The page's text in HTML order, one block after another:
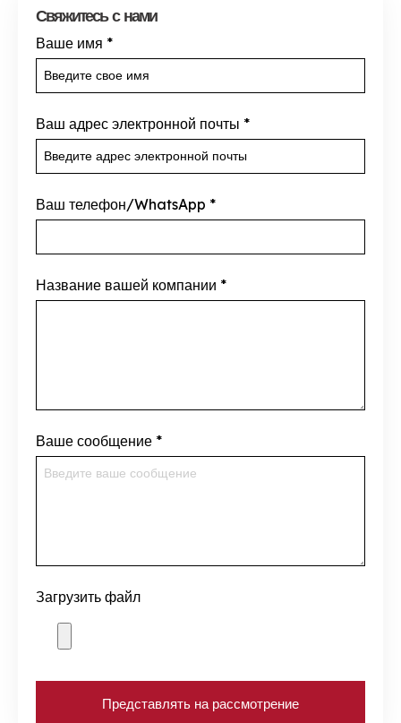
Свяжитесь с нами
Ваше имя *
Ваш адрес электронной почты *
Ваш телефон/WhatsApp *
Название вашей компании *
Ваше сообщение *
Загрузить файл
Представлять на рассмотрение